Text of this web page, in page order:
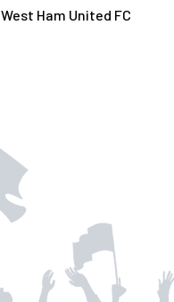
West Ham United FC